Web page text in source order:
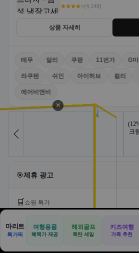
★★★★⭐(4,149)
상품 자세히
테무 알리 쿠팡 11번가 G
라쿠텐 쉬인 아이허브 컬리
에어비앤비
🎯제휴 광고
🛒 쇼핑 특가
🛒 📦
🏠
✈️
공항
⛳
📋
🏠 📝
견적
✕
마리트
특가픽
여행용품
혜택가 제공
해외골프
폭탄 세일
키즈여행
가족 추천